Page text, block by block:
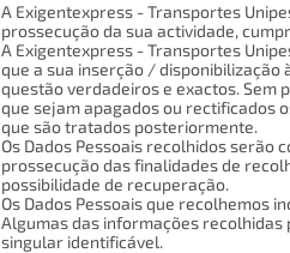
A Exigentexpress - Transportes
prossecução da sua actividade,
A Exigentexpress - Transportes
que a sua inserção / disponibilização
questão verdadeiros e exactos. Sem
que sejam apagados ou rectificados
que são tratados posteriormente.
Os Dados Pessoais recolhidos
prossecução das finalidades de
possibilidade de recuperação.
Os Dados Pessoais que recolhemos
Algumas das informações recolhidas
singular identificável.